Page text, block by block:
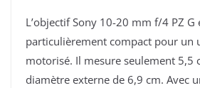
L’objectif Sony 10-20 mm f/4 PZ G
particulièrement compact pour un
motorisé. Il mesure seulement 5,5
diamètre externe de 6,9 cm. Avec